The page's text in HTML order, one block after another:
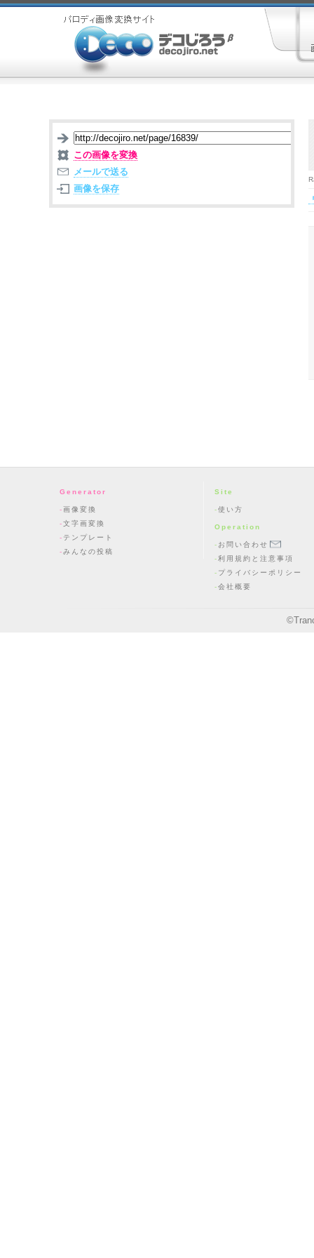
この画像を変換
メールで送る
画像を保存
Generator
画像変換
文字画変換
テンプレート
みんなの投稿
Site
使い方
Operation
お問い合わせ
利用規約と注意事項
プライバシーポリシー
会社概要
©